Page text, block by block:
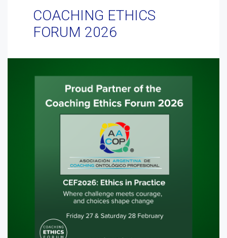
COACHING ETHICS
FORUM 2026